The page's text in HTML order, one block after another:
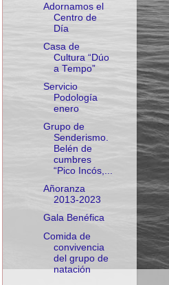
Adornamos el
Centro de
Día
Casa de
Cultura “Dúo
a Tempo”
Servicio
Podología
enero
Grupo de
Senderismo.
Belén de
cumbres
“Pico Incós,...
Añoranza
2013-2023
Gala Benéfica
Comida de
convivencia
del grupo de
natación